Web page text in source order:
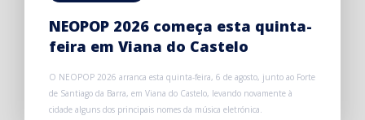
NEOPOP 2026 começa esta quinta-
feira em Viana do Castelo
O NEOPOP 2026 arranca esta quinta-feira, 6 de agosto, junto ao Forte
de Santiago da Barra, em Viana do Castelo, levando novamente à
cidade alguns dos principais nomes da música eletrónica.